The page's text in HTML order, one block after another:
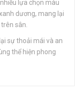
lựa chọn màu
dương, mang lại
sân.
sự thoải mái và an
thể hiện phong